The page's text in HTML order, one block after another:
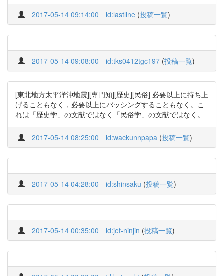
2017-05-14 09:14:00 id:lastline (投稿一覧)
2017-05-14 09:08:00 id:tks0412tgc197 (投稿一覧)
[東北地方太平洋沖地震][専門知][歴史][民俗] 必要以上に持ち上
げることもなく，必要以上にバッシングすることもなく。こ
れは「歴史学」の文献ではなく「民俗学」の文献ではなく。
2017-05-14 08:25:00 id:wackunnpapa (投稿一覧)
2017-05-14 04:28:00 id:shinsaku (投稿一覧)
2017-05-14 00:35:00 id:jet-ninjin (投稿一覧)